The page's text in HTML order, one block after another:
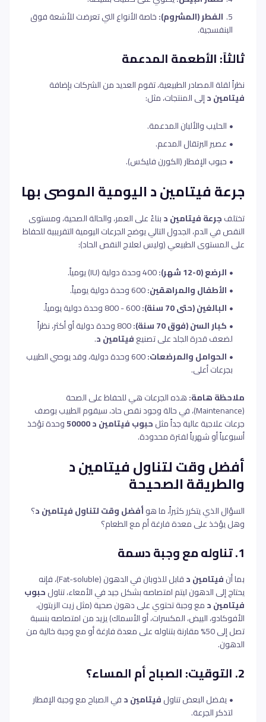
الفطر (المشروم):خاصة الأنواع التي تعرضت للأشعة فوق
البنفسجية.
ثالثاً: الأطعمة المدعمة
نظراً لقلة المصادر الطبيعية، تقوم العديد من الشركات بإضافة
فيتامين دإلى المنتجات، مثل:
الحليب والألبان المدعمة.
عصير البرتقال المدعم.
حبوب الإفطار (الكورن فليكس).
جرعة فيتامين د اليومية الموصى بها
تختلفجرعة فيتامين دبناءً على العمر، والحالة الصحية، ومستوى
النقص في الدم، الجدول التالي يوضح الجرعات اليومية التقريبية للحفاظ
على المستوى الطبيعي (وليس لعلاج النقص الحاد):
الرضع (0-12 شهر):
الأطفال والمراهقين:
البالغين (حتى 70 سنة):
كبار السن (فوق 70 سنة):
800 وحدة دولية أو أكثر، نظراً
لضعف قدرة الجلد على تصنيعفيتامين د.
الحوامل والمرضعات:
600 وحدة دولية، وقد يوصي الطبيب
بجرعات أعلى.
ملاحظة هامة:هذه الجرعات هي للحفاظ على الصحة
(Maintenance)، في حالة وجود نقص حاد، سيقوم الطبيب بوصف
جرعات علاجية عالية جداً مثلحبوب فيتامين د 50000
وحدة تؤخذ
أسبوعياً أو شهرياً لفترة محدودة.
أفضل وقت لتناول فيتامين د
والطريقة الصحيحة
السؤال الذي يتكرر كثيراً، ما هوأفضل وقت لتناول فيتامين د؟
وهل يؤخذ على معدة فارغة أم مع الطعام؟
1. تناوله مع وجبة دسمة
بما أنفيتامين د
قابل للذوبان في الدهون (Fat-soluble)، فإنه
يحتاج إلى الدهون ليتم امتصاصه بشكل جيد في الأمعاء، تناولحبوب
فيتامين دمع وجبة تحتوي على دهون صحية (مثل زيت الزيتون،
الأفوكادو، البيض، المكسرات، أو الأسماك) يزيد من امتصاصه بنسبة
تصل إلى 50% مقارنة بتناوله على معدة فارغة أو مع وجبة خالية من
الدهون.
2. التوقيت: الصباح أم المساء؟
يفضل البعض تناولفيتامين دفي الصباح مع وجبة الإفطار
لتذكر الجرعة.